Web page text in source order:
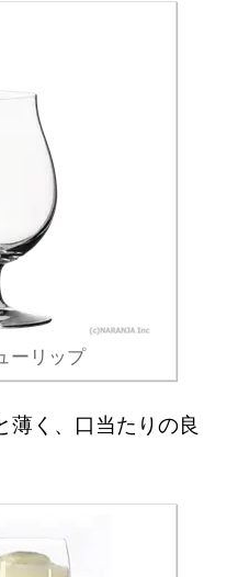
ーリップ
く、口当たりの良